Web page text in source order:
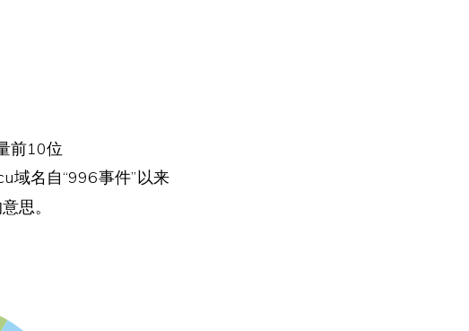
前10位
域名自“996事件”以来
思。